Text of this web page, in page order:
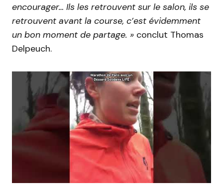
encourager… Ils les retrouvent sur le salon, ils se
retrouvent avant la course, c’est évidemment
un bon moment de partage. » conclut Thomas
Delpeuch.